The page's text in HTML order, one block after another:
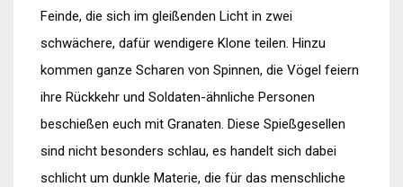
Feinde, die sich im gleißenden Licht in zwei
schwächere, dafür wendigere Klone teilen. Hinzu
kommen ganze Scharen von Spinnen, die Vögel feiern
ihre Rückkehr und Soldaten-ähnliche Personen
beschießen euch mit Granaten. Diese Spießgesellen
sind nicht besonders schlau, es handelt sich dabei
schlicht um dunkle Materie, die für das menschliche